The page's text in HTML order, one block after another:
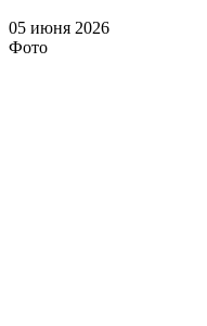
05 июня 2026
Фото